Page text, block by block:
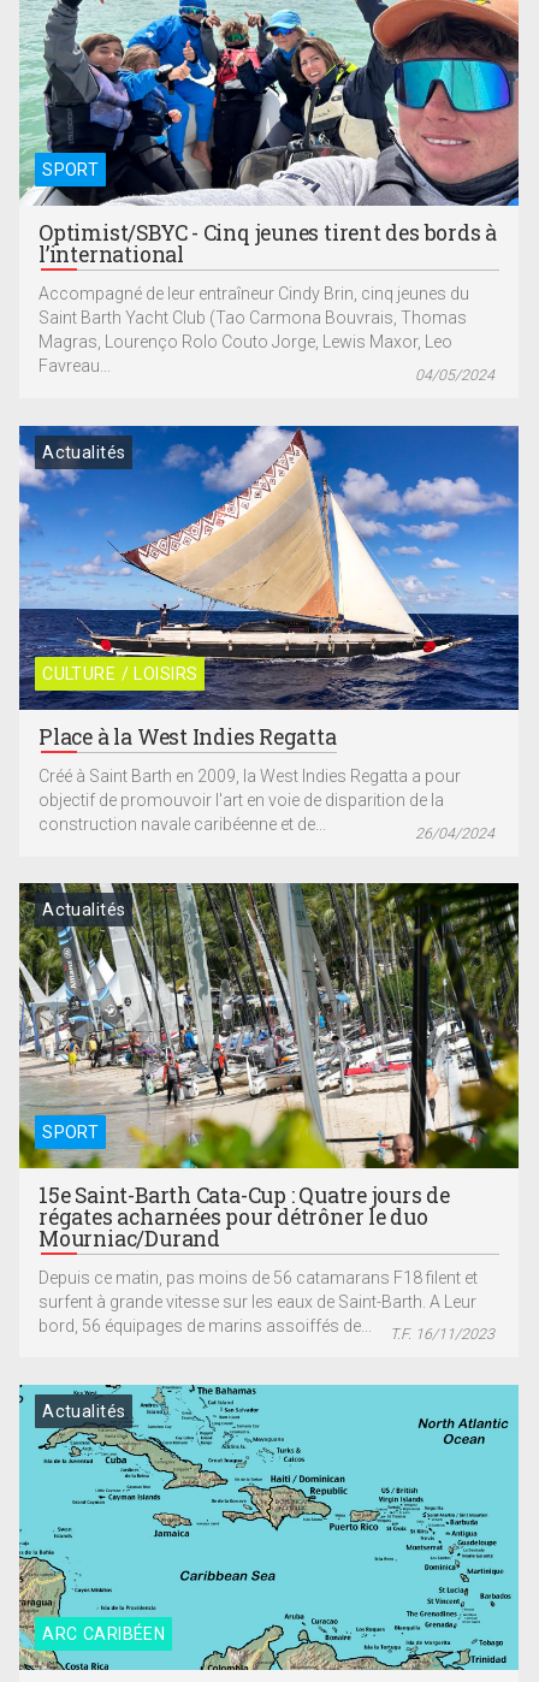
SPORT
Optimist/SBYC - Cinq jeunes tirent des bords à
l’international
Accompagné de leur entraîneur Cindy Brin, cinq jeunes du
Saint Barth Yacht Club (Tao Carmona Bouvrais, Thomas
Magras, Lourenço Rolo Couto Jorge, Lewis Maxor, Leo
Favreau...
04/05/2024
CULTURE / LOISIRS
Actualités
Place à la West Indies Regatta
Créé à Saint Barth en 2009, la West Indies Regatta a pour
objectif de promouvoir l'art en voie de disparition de la
construction navale caribéenne et de...
26/04/2024
SPORT
Actualités
15e Saint-Barth Cata-Cup : Quatre jours de
régates acharnées pour détrôner le duo
Mourniac/Durand
Depuis ce matin, pas moins de 56 catamarans F18 filent et
surfent à grande vitesse sur les eaux de Saint-Barth. A Leur
bord, 56 équipages de marins assoiffés de...
T.F. 16/11/2023
ARC CARIBÉEN
Actualités